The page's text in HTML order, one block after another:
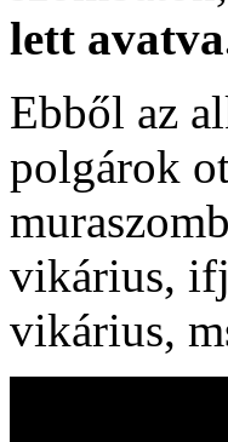
lett
Ebből az
polgárok
vikárius,
vikárius,